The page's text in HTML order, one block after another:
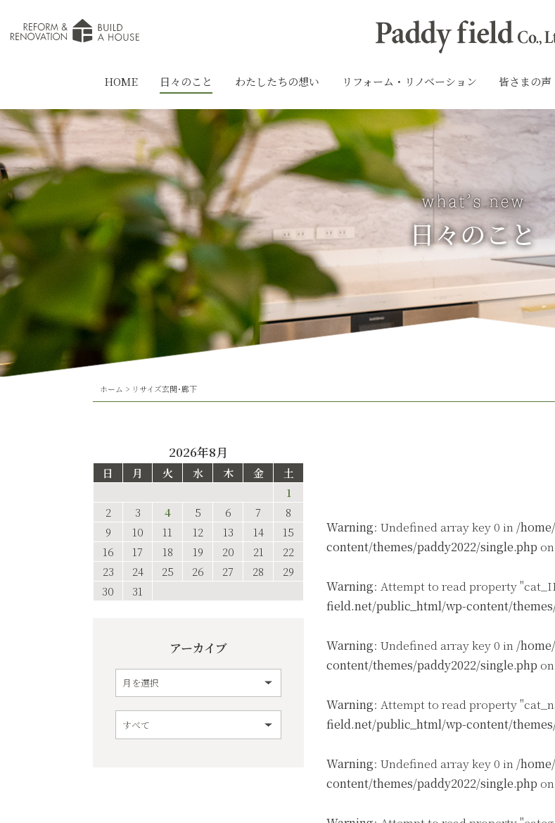
HOME 日々のこと わたしたちの想い リフォーム・リノベーション 皆さまの声
日々のこと
ホーム > リサイズ玄関･廊下
Warning: Undefined array key 0 in /
content/themes/paddy2022/single.php
Warning: Attempt to read property
field.net/public_html/wp-content/
Warning: Undefined array key 0 in /
content/themes/paddy2022/single.php
Warning: Attempt to read property
field.net/public_html/wp-content/
Warning: Undefined array key 0 in /
content/themes/paddy2022/single.php
2026年8月
日 月 火 水 木 金
土
1
2
3 4 5 6 7
8
9
10 11 12 13 14
15
16
17 18 19 20 21
22
23
24 25 26 27 28
29
30
31
アーカイブ